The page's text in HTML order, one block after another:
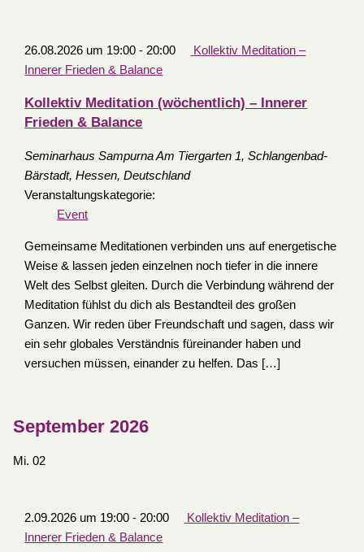
26.08.2026 um 19:00 - 20:00
Kollektiv Meditation –
Innerer Frieden & Balance
Kollektiv Meditation (wöchentlich) – Innerer
Frieden & Balance
Seminarhaus SampurnaAm Tiergarten 1, Schlangenbad-
Bärstadt, Hessen, Deutschland
Veranstaltungskategorie:
Event
Gemeinsame Meditationen verbinden uns auf energetische
Weise & lassen jeden einzelnen noch tiefer in die innere
Welt des Selbst gleiten. Durch die Verbindung während der
Meditation fühlst du dich als Bestandteil des großen
Ganzen. Wir reden über Freundschaft und sagen, dass wir
ein sehr globales Verständnis füreinander haben und
versuchen müssen, einander zu helfen. Das […]
September 2026
Mi. 02
2.09.2026 um 19:00 - 20:00
Kollektiv Meditation –
Innerer Frieden & Balance